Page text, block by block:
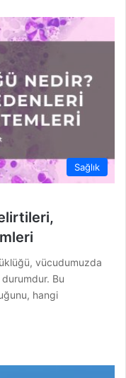
Sağlık
vücudumuzda
Bu
hangi